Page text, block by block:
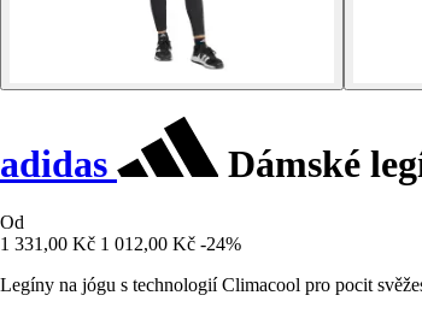
adidas Dámské
Od
1 331,00 Kč 1 012,00 Kč -24%
Legíny na jógu s technologií Climacool pro pocit